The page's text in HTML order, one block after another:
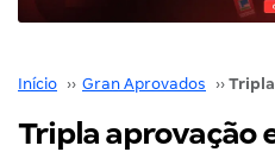
Início ›› Gran Aprovados ››
Tripla aprovação